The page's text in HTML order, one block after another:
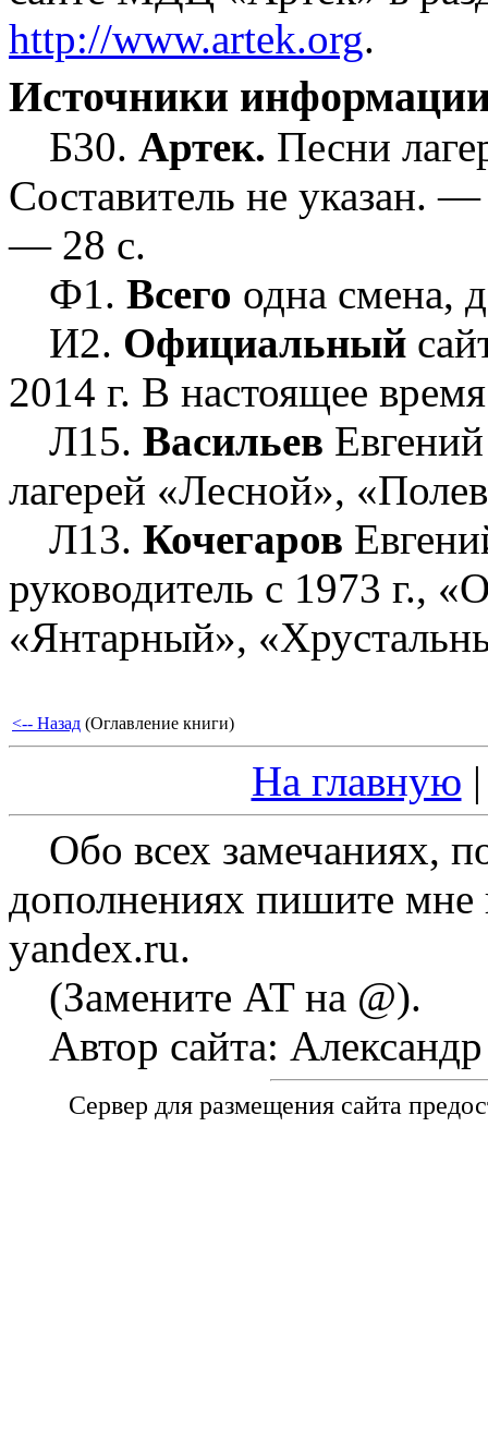
http://www.artek.org.
Источники
Б30. Артек. Песни
Составитель не указан.
— 28 c.
Ф1. Всего одна смена,
И2. Официальный
2014 г. В настоящее
Л15. Васильев
лагерей «Лесной»,
Л13. Кочегаров
руководитель с 1973 г.,
«Янтарный»,
<-- Назад (Оглавление книги)
На главную
Обо всех замечаниях,
дополнениях пишите мне
yandex.ru.
(Замените AT на @).
Автор сайта:
Сервер для размещения сайта